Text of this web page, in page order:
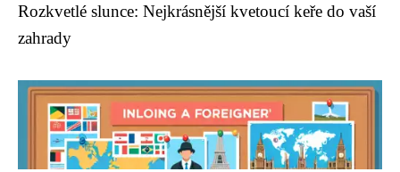
Rozkvetlé slunce: Nejkrásnější kvetoucí keře do vaší
zahrady